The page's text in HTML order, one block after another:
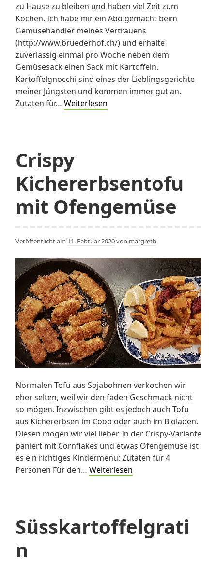
zu Hause zu bleiben und haben viel Zeit zum
Kochen. Ich habe mir ein Abo gemacht beim
Gemüsehändler meines Vertrauens
(http://www.bruederhof.ch/) und erhalte
zuverlässig einmal pro Woche neben dem
Gemüsesack einen Sack mit Kartoffeln.
Kartoffelgnocchi sind eines der Lieblingsgerichte
meiner Jüngsten und kommen immer gut an.
Zutaten für… Weiterlesen
Crispy
Kichererbsentofu
mit Ofengemüse
Veröffentlicht am 11. Februar 2020von margreth
Normalen Tofu aus Sojabohnen verkochen wir
eher selten, weil wir den faden Geschmack nicht
so mögen. Inzwischen gibt es jedoch auch Tofu
aus Kichererbsen im Coop oder auch im Bioladen.
Diesen mögen wir viel lieber. In der Crispy-Variante
paniert mit Cornflakes und etwas Ofengemüse ist
es ein richtiges Kindermenü: Zutaten für 4
Personen Für den… Weiterlesen
Süsskartoffelgrati
n